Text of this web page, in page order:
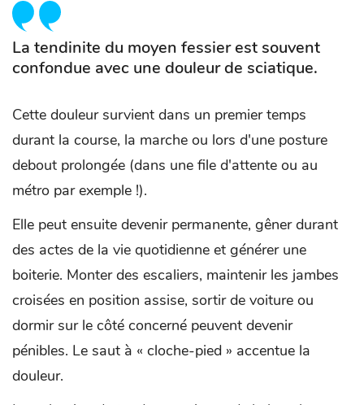
La tendinite du moyen fessier est souvent
confondue avec une douleur de sciatique.
Cette douleur survient dans un premier temps
durant la course, la marche ou lors d'une posture
debout prolongée (dans une file d'attente ou au
métro par exemple !).
Elle peut ensuite devenir permanente, gêner durant
des actes de la vie quotidienne et générer une
boiterie. Monter des escaliers, maintenir les jambes
croisées en position assise, sortir de voiture ou
dormir sur le côté concerné peuvent devenir
pénibles. Le saut à « cloche-pied » accentue la
douleur.